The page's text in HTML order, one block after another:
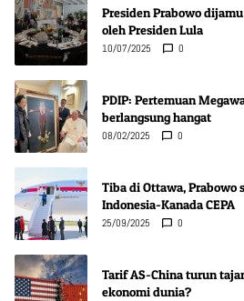
Presiden Prabowo
oleh Presiden Lula
10/07/2025 0
PDIP: Pertemuan
berlangsung hangat
08/02/2025 0
Tiba di Ottawa, Prabowo
Indonesia-Kanada CEPA
25/09/2025 0
Tarif AS-China turun
ekonomi dunia?